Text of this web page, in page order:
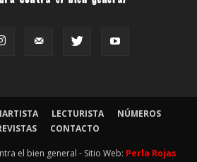
LECTURISTA
NÚMEROS
CONTACTO
el bien general - Sitio Web: Perla Rojas